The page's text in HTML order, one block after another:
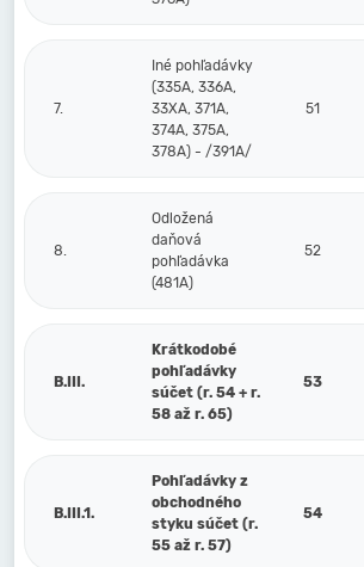
7.
Iné pohľadávky
(335A, 336A,
33XA, 371A,
374A, 375A,
378A) - /391A/
51
8.
Odložená
daňová
pohľadávka
(481A)
52
B.III.
Krátkodobé
pohľadávky
súčet (r. 54 + r.
58 až r. 65)
53
B.III.1.
Pohľadávky z
obchodného
styku súčet (r.
55 až r. 57)
54